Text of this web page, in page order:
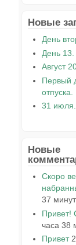
Новые
День
День 13.
Август
Первый
отпуска.
31
Новые
Скоро
37
Привет!
часа 38
Привет